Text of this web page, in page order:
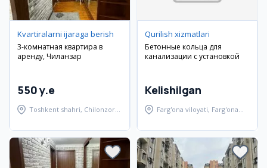
Kvartiralarni ijaraga berish
3-комнатная квартира в
аренду, Чиланзар
550 y.e
Toshkent shahri, Chilonzor
Qurilish xizmatlari
Бетонные кольца для
канализации с установкой
Kelishilgan
Farg'ona viloyati, Farg'ona